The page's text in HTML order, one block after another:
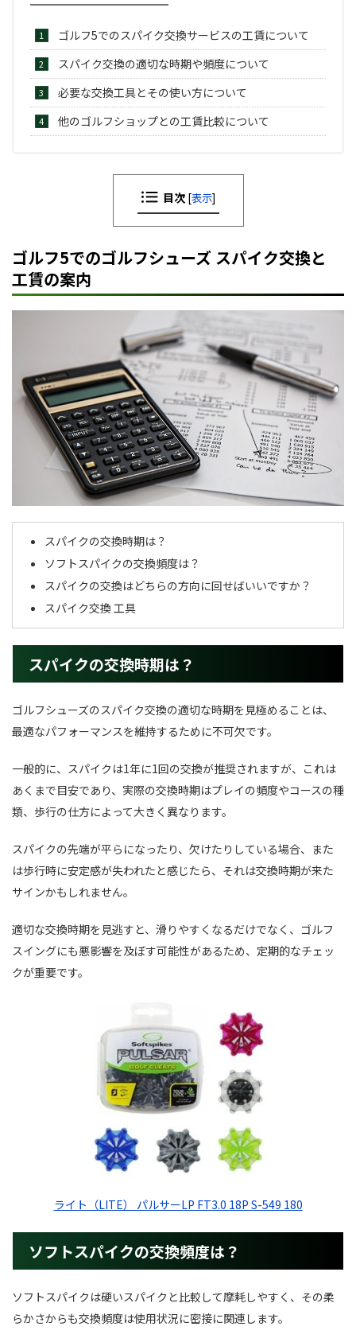
ゴルフ5でのスパイク交換サービスの工賃について
スパイク交換の適切な時期や頻度について
必要な交換工具とその使い方について
他のゴルフショップとの工賃比較について
目次 [表示]
ゴルフ5でのゴルフシューズ スパイク交換と
工賃の案内
スパイクの交換時期は？
ソフトスパイクの交換頻度は？
スパイクの交換はどちらの方向に回せばいいですか？
スパイク交換 工具
スパイクの交換時期は？
ゴルフシューズのスパイク交換の適切な時期を見極めることは、
最適なパフォーマンスを維持するために不可欠です。
一般的に、スパイクは1年に1回の交換が推奨されますが、これは
あくまで目安であり、実際の交換時期はプレイの頻度やコースの種
類、歩行の仕方によって大きく異なります。
スパイクの先端が平らになったり、欠けたりしている場合、また
は歩行時に安定感が失われたと感じたら、それは交換時期が来た
サインかもしれません。
適切な交換時期を見逃すと、滑りやすくなるだけでなく、ゴルフ
スイングにも悪影響を及ぼす可能性があるため、定期的なチェッ
クが重要です。
ライト（LITE） パルサーLP FT3.0 18P S-549 180
ソフトスパイクの交換頻度は？
ソフトスパイクは硬いスパイクと比較して摩耗しやすく、その柔
らかさからも交換頻度は使用状況に密接に関連します。